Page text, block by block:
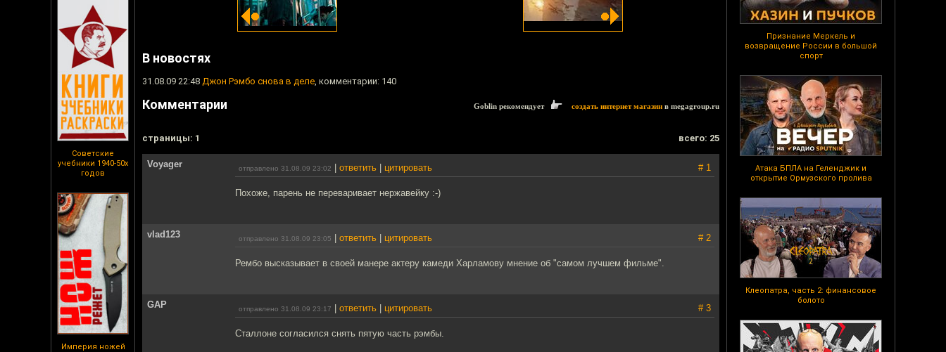
Советские
учебники 1940-50х
годов
Империя ножей
Признание Меркель и
возвращение России в большой
спорт
Атака БПЛА на Геленджик и
открытие Ормузского пролива
Клеопатра, часть 2: финансовое
болото
В новостях
31.08.09 22:48 Джон Рэмбо снова в деле, комментарии: 140
Комментарии Goblin рекомендует создать интернет магазин в megagroup.ru
cтраницы: 1 всего: 25
Voyager отправлено 31.08.09 23:02 ответить цитировать # 1
Похоже, парень не переваривает нержавейку :-)
vlad123 отправлено 31.08.09 23:05 ответить цитировать # 2
Рембо высказывает в своей манере актеру камеди Харламову мнение об "самом лучшем фильме".
GAP отправлено 31.08.09 23:17 ответить цитировать # 3
Сталлоне согласился снять пятую часть рэмбы.